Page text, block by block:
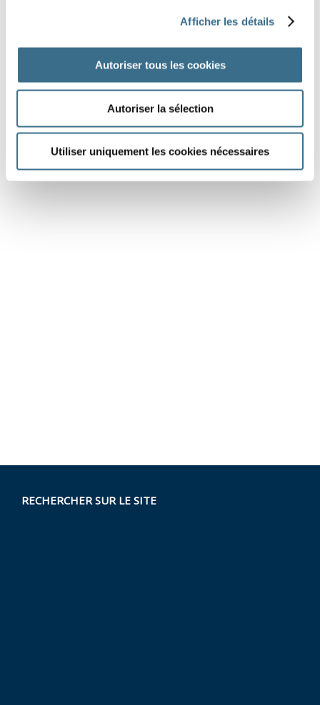
Afficher les détails
Autoriser tous les cookies
Autoriser la sélection
Utiliser uniquement les cookies nécessaires
RECHERCHER SUR LE SITE